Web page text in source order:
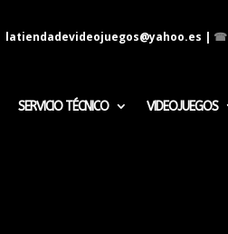
latiendadevideojuegos@yahoo.es | ☎
SERVICIO TÉCNICO VIDEOJUEGOS